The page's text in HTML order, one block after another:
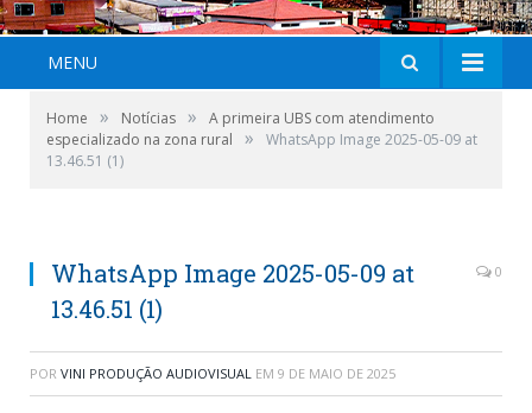
MENU
Home » Notícias »
A primeira UBS com atendimento
especializado na zona rural
»
WhatsApp Image 2025-05-09 at
13.46.51 (1)
WhatsApp Image 2025-05-09 at
13.46.51 (1)
0
POR VINI PRODUÇÃO AUDIOVISUAL EM 9 DE MAIO DE 2025